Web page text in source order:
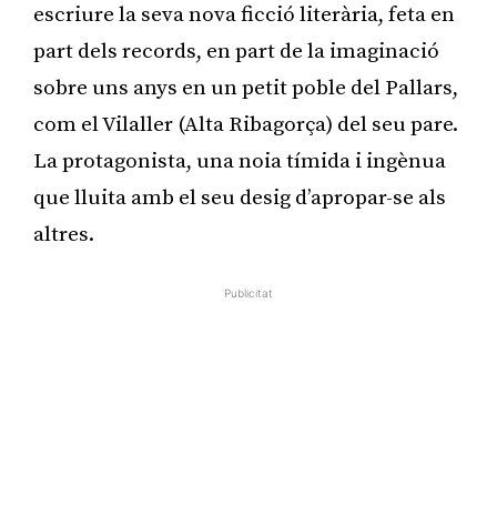
escriure la seva nova ficció literària, feta en
part dels records, en part de la imaginació
sobre uns anys en un petit poble del Pallars,
com el Vilaller (Alta Ribagorça) del seu pare.
La protagonista, una noia tímida i ingènua
que lluita amb el seu desig d’apropar-se als
altres.
Publicitat